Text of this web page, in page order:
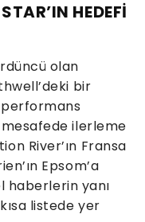
HEDEFİ
olan
bir
ilerleme
River’ın Fransa
Epsom’a
haberlerin yanı
listede yer